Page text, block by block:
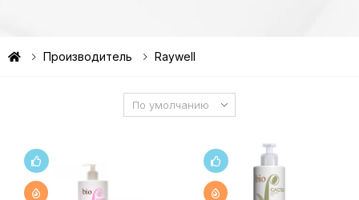
Производитель Raywell